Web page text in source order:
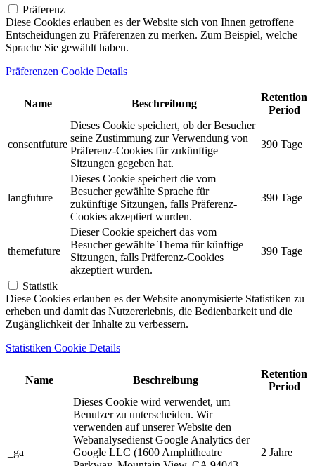
Präferenz
Diese Cookies erlauben es der Website sich von Ihnen getroffene
Entscheidungen zu Präferenzen zu merken. Zum Beispiel, welche
Sprache Sie gewählt haben.
Präferenzen Cookie Details
Name Beschreibung
Retention
Period
consentfuture
Dieses Cookie speichert, ob der Besucher
seine Zustimmung zur Verwendung von
Präferenz-Cookies für zukünftige
Sitzungen gegeben hat.
390 Tage
langfuture
Dieses Cookie speichert die vom
Besucher gewählte Sprache für
zukünftige Sitzungen, falls Präferenz-
Cookies akzeptiert wurden.
390 Tage
themefuture
Dieser Cookie speichert das vom
Besucher gewählte Thema für künftige
Sitzungen, falls Präferenz-Cookies
akzeptiert wurden.
390 Tage
Statistik
Diese Cookies erlauben es der Website anonymisierte Statistiken zu
erheben und damit das Nutzererlebnis, die Bedienbarkeit und die
Zugänglichkeit der Inhalte zu verbessern.
Statistiken Cookie Details
Name Beschreibung
Retention
Period
_ga
Dieses Cookie wird verwendet, um
Benutzer zu unterscheiden. Wir
verwenden auf unserer Website den
Webanalysedienst Google Analytics der
Google LLC (1600 Amphitheatre
2 Jahre